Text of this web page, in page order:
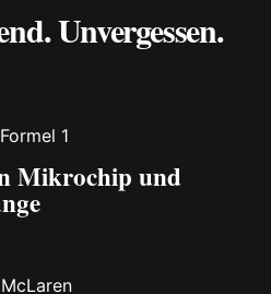
Unvergessen.
Mikrochip und